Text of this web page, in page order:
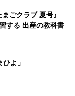
ごクラブ 夏号』
する 出産の教科書
よ」